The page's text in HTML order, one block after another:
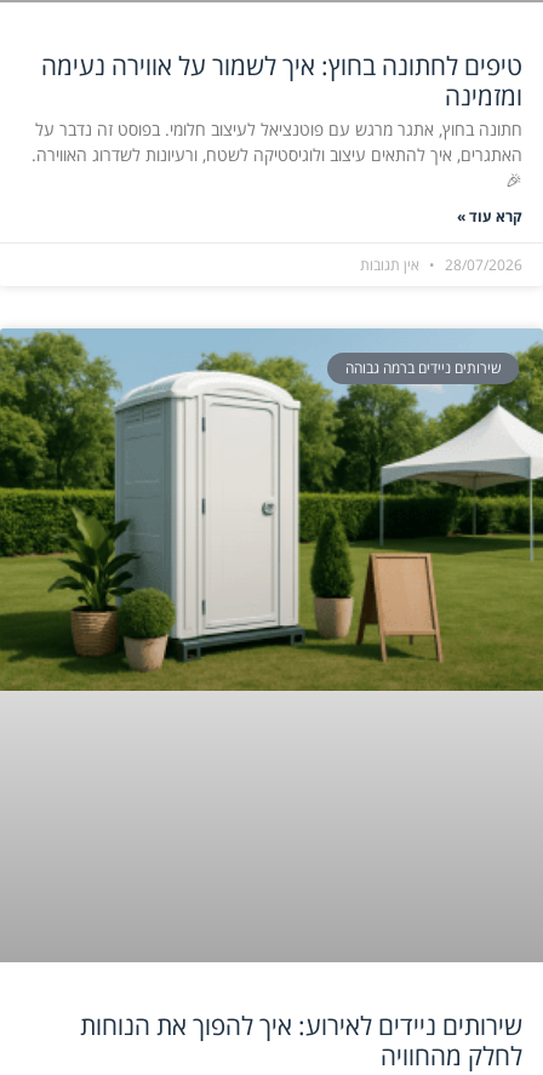
טיפים לחתונה בחוץ: איך לשמור על אווירה נעימה
ומזמינה
חתונה בחוץ, אתגר מרגש עם פוטנציאל לעיצוב חלומי. בפוסט זה נדבר על
האתגרים, איך להתאים עיצוב ולוגיסטיקה לשטח, ורעיונות לשדרוג האווירה.
🎉
קרא עוד »
28/07/2026 אין תגובות
שירותים ניידים ברמה גבוהה
שירותים ניידים לאירוע: איך להפוך את הנוחות
לחלק מהחוויה